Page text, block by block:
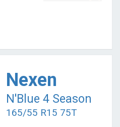
Nexen
N'Blue 4 Season
165/55 R15 75T